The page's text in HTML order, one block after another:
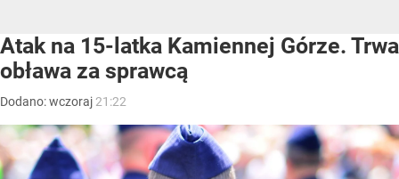
Atak na 15-latka Kamiennej Górze. Trwa
obława za sprawcą
Dodano:wczoraj 21:22